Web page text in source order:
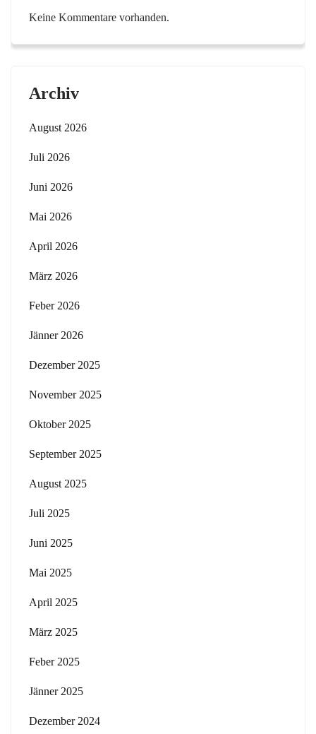
Keine Kommentare vorhanden.
Archiv
August 2026
Juli 2026
Juni 2026
Mai 2026
April 2026
März 2026
Feber 2026
Jänner 2026
Dezember 2025
November 2025
Oktober 2025
September 2025
August 2025
Juli 2025
Juni 2025
Mai 2025
April 2025
März 2025
Feber 2025
Jänner 2025
Dezember 2024